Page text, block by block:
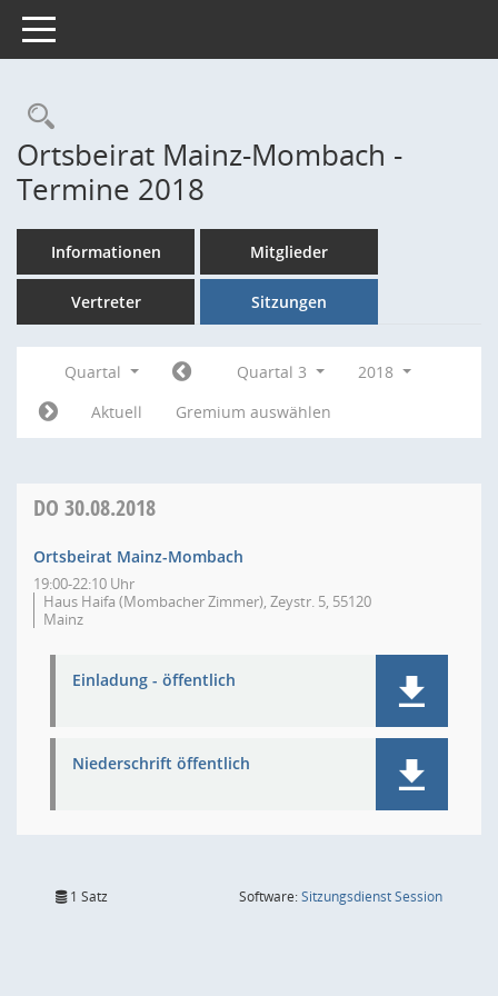
Toggle navigation
Rechercheauswahl
Ortsbeirat Mainz-Mombach -
Termine 2018
Informationen Mitglieder
Vertreter Sitzungen
Quartal Quartal 3
2018
Aktuell
Gremium auswählen
DO 30.08.2018
Ortsbeirat Mainz-Mombach
19:00-22:10 Uhr
Haus Haifa (Mombacher Zimmer), Zeystr. 5, 55120
Mainz
Einladung - öffentlich
Niederschrift öffentlich
1 Satz Software:SitzungsdienstSession(Wird in